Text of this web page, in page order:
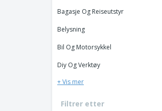
Bagasje Og Reiseutstyr
Belysning
Bil Og Motorsykkel
Diy Og Verktøy
+ Vis mer
Filtrer etter